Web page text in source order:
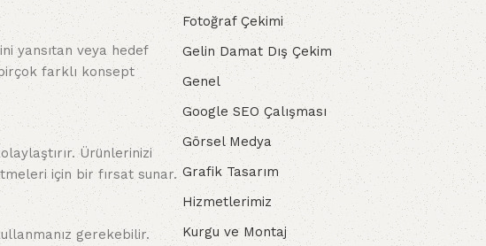
yansıtan veya hedef
farklı konsept
Ürünlerinizi
için bir fırsat sunar.
gerekebilir.
Fotoğraf Çekimi
Gelin Damat Dış Çekim
Genel
Google SEO Çalışması
Görsel Medya
Grafik Tasarım
Hizmetlerimiz
Kurgu ve Montaj